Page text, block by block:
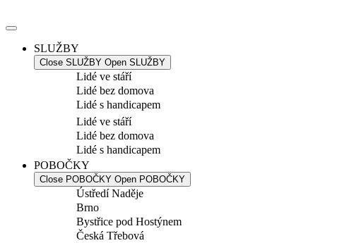
k
SLUŽBY
Close SLUŽBY Open SLUŽBY
Lidé ve stáří
Lidé bez domova
Lidé s handicapem
Lidé ve stáří
Lidé bez domova
Lidé s handicapem
POBOČKY
Close POBOČKY Open POBOČKY
Ústředí Naděje
Brno
Bystřice pod Hostýnem
Česká Třebová